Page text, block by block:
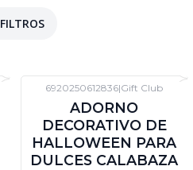
FILTROS
-60%DTO
6920250612836|Gift Club
ADORNO
DECORATIVO DE
HALLOWEEN PARA
DULCES CALABAZA